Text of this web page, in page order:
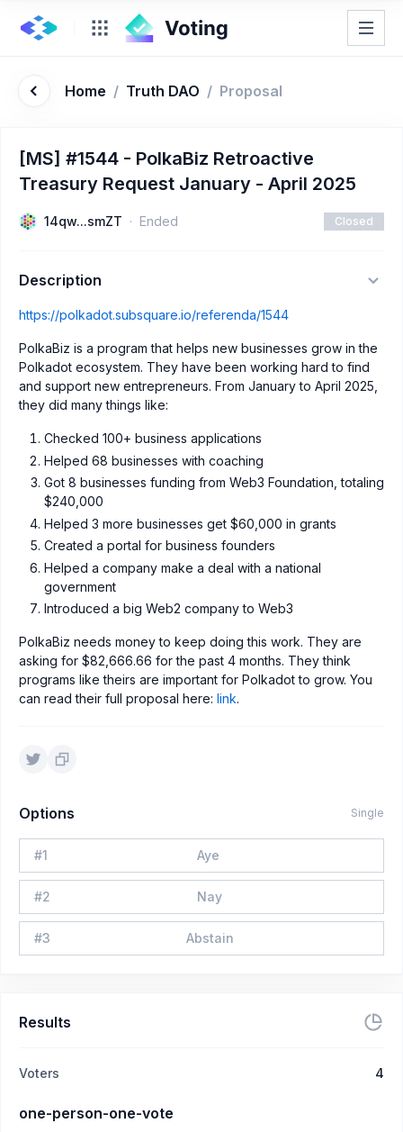
Home / Truth DAO / Proposal
[MS] #1544 - PolkaBiz Retroactive
Treasury Request January - April 2025
14qw...smZT Ended Closed
Description
https://polkadot.subsquare.io/referenda/1544
PolkaBiz is a program that helps new businesses grow in the
Polkadot ecosystem. They have been working hard to find
and support new entrepreneurs. From January to April 2025,
they did many things like:
Checked 100+ business applications
Helped 68 businesses with coaching
Got 8 businesses funding from Web3 Foundation, totaling
$240,000
Helped 3 more businesses get $60,000 in grants
Created a portal for business founders
Helped a company make a deal with a national
government
Introduced a big Web2 company to Web3
PolkaBiz needs money to keep doing this work. They are
asking for $82,666.66 for the past 4 months. They think
programs like theirs are important for Polkadot to grow. You
can read their full proposal here: link.
Options Single
#1 Aye
#2 Nay
#3 Abstain
Results
Voters 4
one-person-one-vote